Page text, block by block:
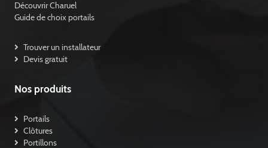
Découvrir Charuel
Guide de choix portails
Trouver un installateur
Devis gratuit
Nos produits
Portails
Clôtures
Portillons